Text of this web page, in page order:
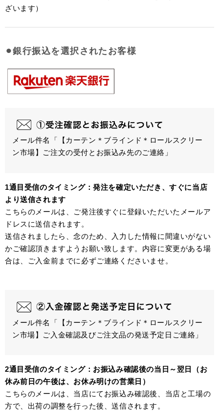
ざいます）
⚫︎銀行振込を選択されたお客様
メール件名「【カーテン＊ブラインド＊ロールスクリー
ン市場】ご注文の受付とお振込み先のご連絡」
1通目受信のタイミング：発注を確定いただき、すぐに当店
より送信されます
こちらのメールは、ご発注後すぐに登録いただいたメールア
ドレスに送信されます。
送信されましたら、念のため、入力した情報に間違いがない
かご確認頂きますようお願い致します。内容に変更がある場
合は、ご入金前までに必ずご連絡くださいませ。
メール件名「【カーテン＊ブラインド＊ロールスクリー
ン市場】ご入金確認及びご注文品の発送予定日ご連絡」
2通目受信のタイミング：お振込み確認後の当日～翌日（お
休み前日の午後は、お休み明けの営業日）
こちらのメールは、当店にてお振込み確認後、当店と工場の
方で、出荷の調整を行った後、送信されます。